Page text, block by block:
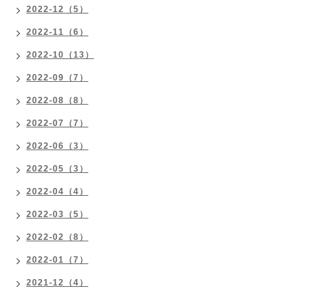
2022-12（5）
2022-11（6）
2022-10（13）
2022-09（7）
2022-08（8）
2022-07（7）
2022-06（3）
2022-05（3）
2022-04（4）
2022-03（5）
2022-02（8）
2022-01（7）
2021-12（4）